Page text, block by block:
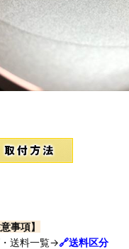
事項】
送料一覧→🔗送料区分